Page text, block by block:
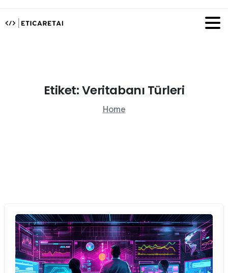
Etiket:Veritabanı Türleri
Home